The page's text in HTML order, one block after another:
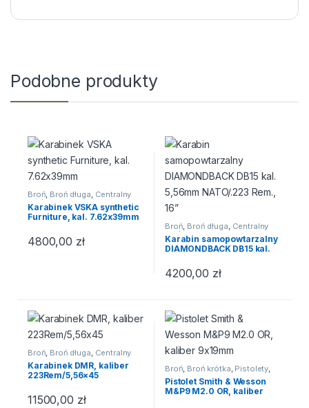
Podobne produkty
Broń, Broń długa, Centralny
zapłon
Karabinek VSKA synthetic
Furniture, kal. 7.62x39mm
4800,00 zł
Broń, Broń długa, Centralny
zapłon
Karabin samopowtarzalny
DIAMONDBACK DB15 kal.
16”
4200,00 zł
Broń, Broń długa, Centralny
zapłon
Karabinek DMR, kaliber
223Rem/5,56×45
11500,00 zł
Broń, Broń krótka, Pistolety,
Pistolety - centralny zapłon
Pistolet Smith & Wesson
M&P9 M2.0 OR, kaliber